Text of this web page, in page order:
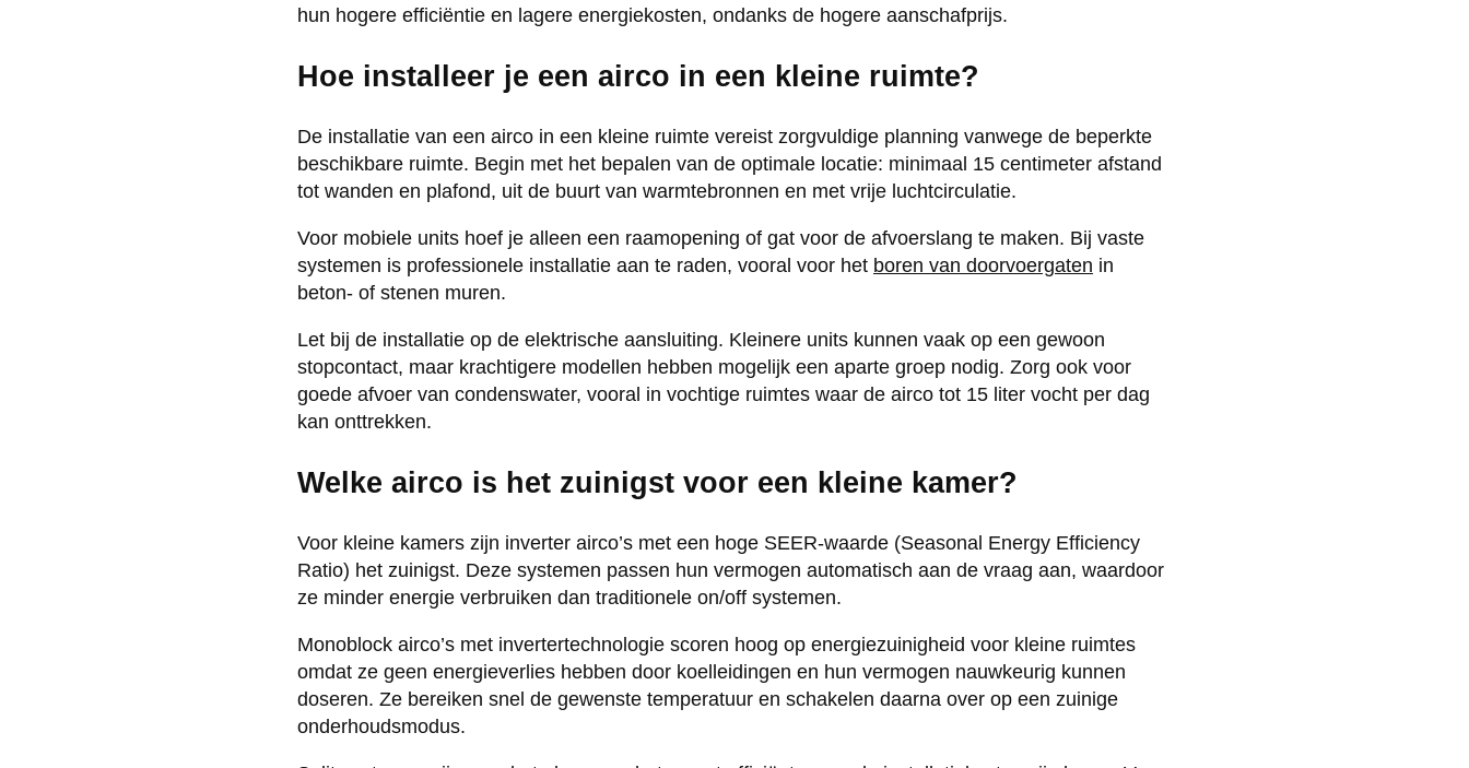
hun hogere efficiëntie en lagere energiekosten, ondanks de hogere aanschafprijs.
Hoe installeer je een airco in een kleine ruimte?
De installatie van een airco in een kleine ruimte vereist zorgvuldige planning vanwege de beperkte
beschikbare ruimte. Begin met het bepalen van de optimale locatie: minimaal 15 centimeter afstand
tot wanden en plafond, uit de buurt van warmtebronnen en met vrije luchtcirculatie.
Voor mobiele units hoef je alleen een raamopening of gat voor de afvoerslang te maken. Bij vaste
systemen is professionele installatie aan te raden, vooral voor het boren van doorvoergaten in
beton- of stenen muren.
Let bij de installatie op de elektrische aansluiting. Kleinere units kunnen vaak op een gewoon
stopcontact, maar krachtigere modellen hebben mogelijk een aparte groep nodig. Zorg ook voor
goede afvoer van condenswater, vooral in vochtige ruimtes waar de airco tot 15 liter vocht per dag
kan onttrekken.
Welke airco is het zuinigst voor een kleine kamer?
Voor kleine kamers zijn inverter airco’s met een hoge SEER-waarde (Seasonal Energy Efficiency
Ratio) het zuinigst. Deze systemen passen hun vermogen automatisch aan de vraag aan, waardoor
ze minder energie verbruiken dan traditionele on/off systemen.
Monoblock airco’s met invertertechnologie scoren hoog op energiezuinigheid voor kleine ruimtes
omdat ze geen energieverlies hebben door koelleidingen en hun vermogen nauwkeurig kunnen
doseren. Ze bereiken snel de gewenste temperatuur en schakelen daarna over op een zuinige
onderhoudsmodus.